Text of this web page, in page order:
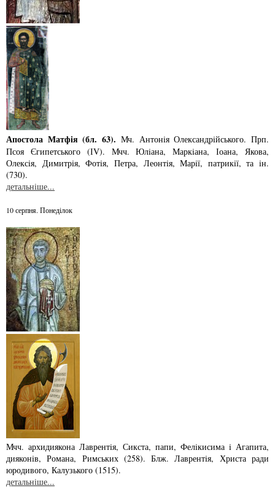
Апостола Матфія (бл. 63). Мч. Антонiя Олександрiйського. Прп.
Псоя Єгипетського (ІV). Мчч. Юлiана, Маркiана, Іоана, Якова,
Олексiя, Димитрiя, Фотiя, Петра, Леонтiя, Марiї, патрикiї, та iн.
(730).
детальніше...
10 серпня. Понеділок
Мчч. архидиякона Лаврентiя, Сикста, папи, Фелiкисима i Агапита,
дияконiв, Ро­­мана, Римських (258). Блж. Лаврентiя, Христа ради
юродивого, Калузького (1515).
детальніше...